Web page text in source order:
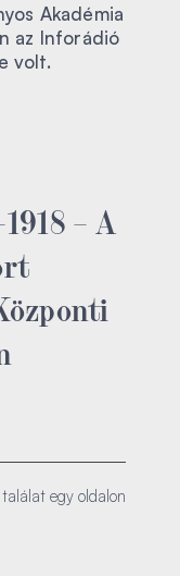
Akadémia
az Inforádió
volt.
– A
találat egy oldalon